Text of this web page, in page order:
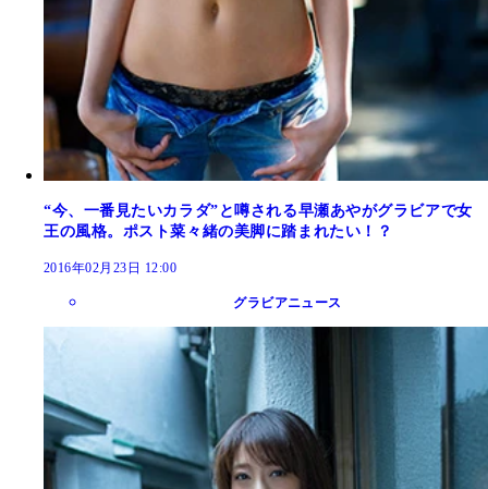
“今、一番見たいカラダ”と噂される早瀬あやがグラビアで女
王の風格。ポスト菜々緒の美脚に踏まれたい！？
2016年02月23日 12:00
グラビアニュース